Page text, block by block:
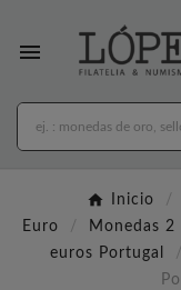

Inicio
Euro
Monedas 2
euros Portugal